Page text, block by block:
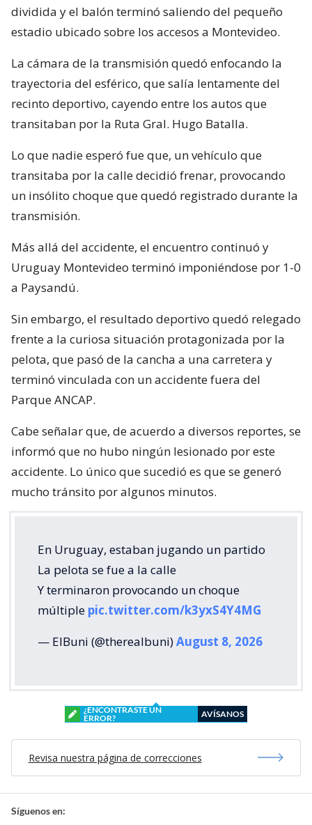
dividida y el balón terminó saliendo del pequeño
estadio ubicado sobre los accesos a Montevideo.
La cámara de la transmisión quedó enfocando la
trayectoria del esférico, que salía lentamente del
recinto deportivo, cayendo entre los autos que
transitaban por la Ruta Gral. Hugo Batalla.
Lo que nadie esperó fue que, un vehículo que
transitaba por la calle decidió frenar, provocando
un insólito choque que quedó registrado durante la
transmisión.
Más allá del accidente, el encuentro continuó y
Uruguay Montevideo terminó imponiéndose por 1-0
a Paysandú.
Sin embargo, el resultado deportivo quedó relegado
frente a la curiosa situación protagonizada por la
pelota, que pasó de la cancha a una carretera y
terminó vinculada con un accidente fuera del
Parque ANCAP.
Cabe señalar que, de acuerdo a diversos reportes, se
informó que no hubo ningún lesionado por este
accidente. Lo único que sucedió es que se generó
mucho tránsito por algunos minutos.
En Uruguay, estaban jugando un partido
La pelota se fue a la calle
Y terminaron provocando un choque
múltiple pic.twitter.com/k3yxS4Y4MG
— ElBuni (@therealbuni)August 8, 2026
¿ENCONTRASTE UN
ERROR?
AVÍSANOS
Revisa nuestra página de correcciones
Síguenos en: